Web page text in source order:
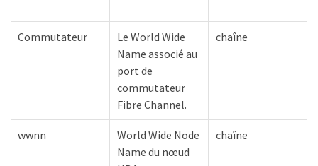
Commutateur
Le World Wide
Name associé au
port de
commutateur
Fibre Channel.
chaîne
wwnn
World Wide Node
Name du nœud
chaîne